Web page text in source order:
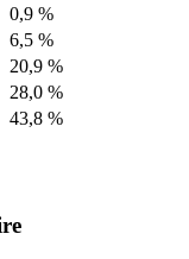
0,9 %
6,5 %
20,9 %
28,0 %
43,8 %